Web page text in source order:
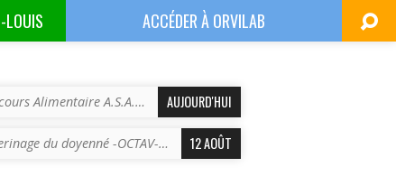
LOUIS ACCÉDER ÀORVILAB
Alimentaire A.S.A.… AUJOURD'HUI
du doyenné -OCTAV-… 12 AOÛT